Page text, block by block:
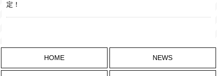
定！
HOME NEWS